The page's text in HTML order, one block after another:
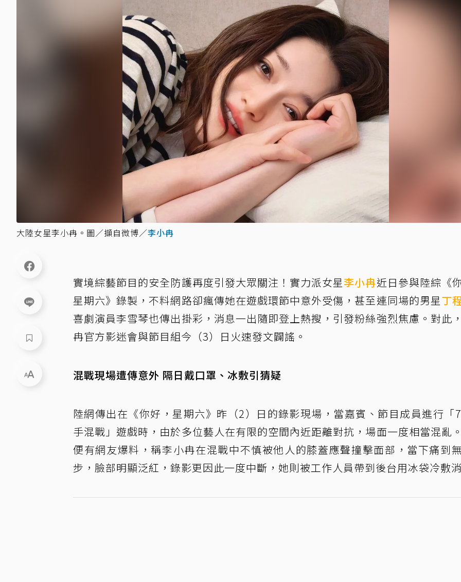
大陸女星李小冉。圖／擷自微博／李小冉
實境綜藝節目的安全防護再度引發大眾關注！實力派女星李小冉近日參與陸綜《
星期六》錄製，不料網路卻瘋傳她在遊戲環節中意外受傷，甚至連同場的男星丁
喜劇演員李雪琴也傳出掛彩，消息一出隨即登上熱搜，引發粉絲強烈焦慮。對此
冉官方影迷會與節目組今（3）日火速發文闢謠。
混戰現場遭傳意外 隔日戴口罩、冰敷引猜疑
陸網傳出在《你好，星期六》昨（2）日的錄影現場，當嘉賓、節目成員進行「
手混戰」遊戲時，由於多位藝人在有限的空間內近距離對抗，場面一度相當混亂
便有網友爆料，稱李小冉在混戰中不慎被他人的膝蓋應聲撞擊面部，當下痛到
步，臉部明顯泛紅，錄影更因此一度中斷，她則被工作人員帶到後台用冰袋冷敷